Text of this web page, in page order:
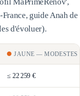
, guide Anah de
d'évoluer).
JAUNE —MODESTES
≤ 22 259 €